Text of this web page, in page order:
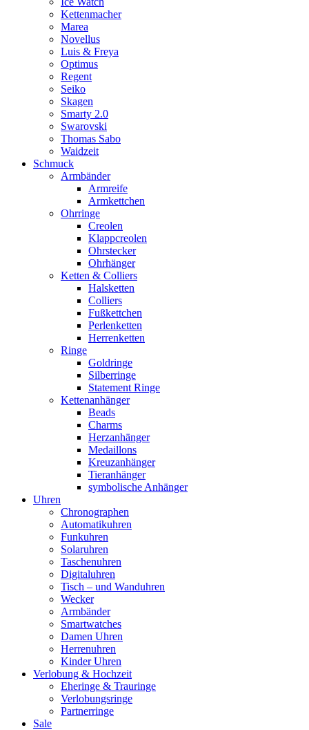
Kettenmacher
Marea
Novellus
Luis & Freya
Optimus
Regent
Seiko
Skagen
Smarty 2.0
Swarovski
Thomas Sabo
Waidzeit
Schmuck
Armbänder
Armreife
Armkettchen
Ohrringe
Creolen
Klappcreolen
Ohrstecker
Ohrhänger
Ketten & Colliers
Halsketten
Colliers
Fußkettchen
Perlenketten
Herrenketten
Ringe
Goldringe
Silberringe
Statement Ringe
Kettenanhänger
Beads
Charms
Herzanhänger
Medaillons
Kreuzanhänger
Tieranhänger
symbolische Anhänger
Uhren
Chronographen
Automatikuhren
Funkuhren
Solaruhren
Taschenuhren
Digitaluhren
Tisch – und Wanduhren
Wecker
Armbänder
Smartwatches
Damen Uhren
Herrenuhren
Kinder Uhren
Verlobung & Hochzeit
Eheringe & Trauringe
Verlobungsringe
Partnerringe
Sale